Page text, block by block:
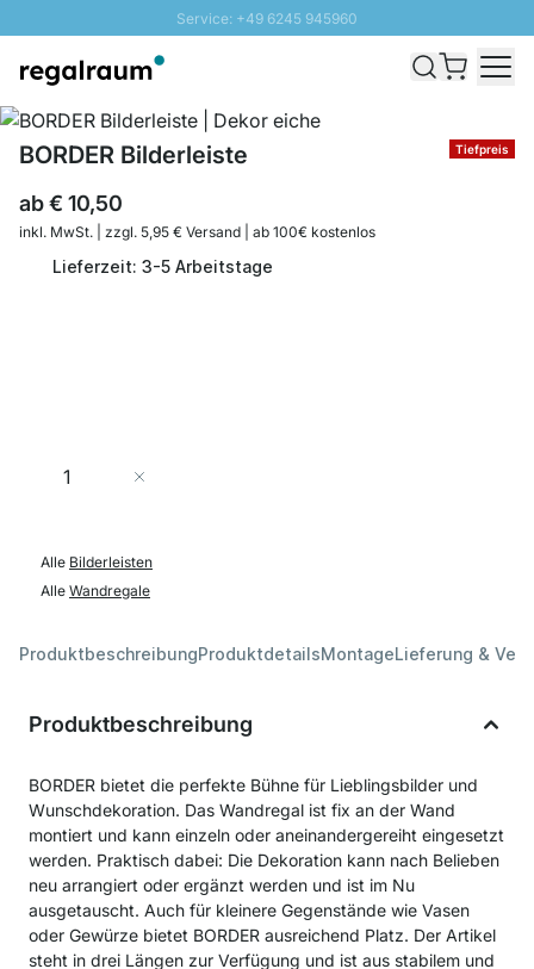
Service: +49 6245 945960
Schnelle Lieferung - Gratis Versand ab 100€
SUNNY SALE: Bis zu 20% Rabatt
Tiefpreis
BORDER Bilderleiste
ab€ 10,50
inkl. MwSt. | zzgl. 5,95 € Versand | ab 100€ kostenlos
Lieferzeit: 3-5 Arbeitstage
Menge
Alle Bilderleisten
Alle Wandregale
ProduktbeschreibungProduktdetailsMontageLieferung &
Produktbeschreibung
BORDER bietet die perfekte Bühne für Lieblingsbilder und
Wunschdekoration. Das Wandregal ist fix an der Wand
montiert und kann einzeln oder aneinandergereiht eingesetzt
werden. Praktisch dabei: Die Dekoration kann nach Belieben
neu arrangiert oder ergänzt werden und ist im Nu
ausgetauscht. Auch für kleinere Gegenstände wie Vasen
oder Gewürze bietet BORDER ausreichend Platz. Der Artikel
steht in drei Längen zur Verfügung und ist aus stabilem und